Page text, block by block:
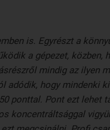
is. Egyrészt a
a gépezet, közben,
mindig az ilyen
adódik, hogy mindenki
ponttal. Pont ezt lehet
koncentráltsággal